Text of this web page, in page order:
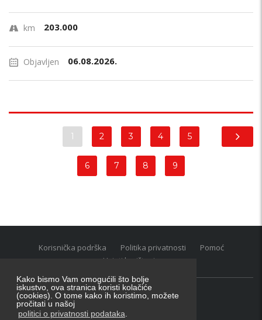
Kako bismo Vam omogućili što bolje
iskustvo, ova stranica koristi kolačiće
(cookies). O tome kako ih koristimo, možete
pročitati u našoj
politici o privatnosti podataka
km 203.000
Objavljen 06.08.2026.
1 2 3 4 5
6 7 8 9
Korisnička podrška Politika privatnosti
Pomoć
Uvjeti korištenja
Oglasnik grupacija:posao.hr|oglasnik.hr|auti.hr
Tečaj za konverziju u EUR valutu: 1 euro = 7.53450 kn